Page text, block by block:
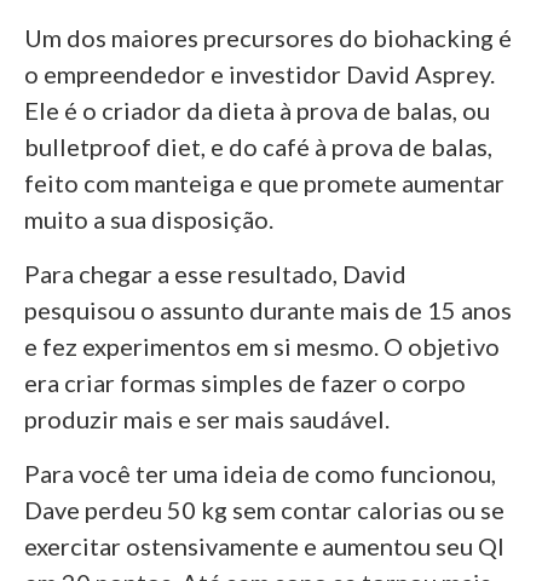
Um dos maiores precursores do biohacking é
o empreendedor e investidor David Asprey.
Ele é o criador da dieta à prova de balas, ou
bulletproof diet, e do café à prova de balas,
feito com manteiga e que promete aumentar
muito a sua disposição.
Para chegar a esse resultado, David
pesquisou o assunto durante mais de 15 anos
e fez experimentos em si mesmo. O objetivo
era criar formas simples de fazer o corpo
produzir mais e ser mais saudável.
Para você ter uma ideia de como funcionou,
Dave perdeu 50 kg sem contar calorias ou se
exercitar ostensivamente e aumentou seu QI